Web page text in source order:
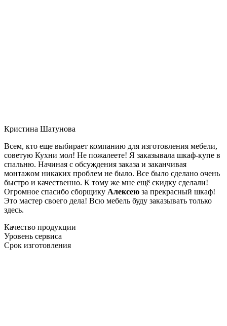
Кристина Шатунова
Всем, кто еще выбирает компанию для изготовления мебели,
советую Кухни мол! Не пожалеете! Я заказывала шкаф-купе в
спальню. Начиная с обсуждения заказа и заканчивая
монтажом никаких проблем не было. Все было сделано очень
быстро и качественно. К тому же мне ещё скидку сделали!
Огромное спасибо сборщику Алексею за прекрасный шкаф!
Это мастер своего дела! Всю мебель буду заказывать только
здесь.
Качество продукции
Уровень сервиса
Срок изготовления